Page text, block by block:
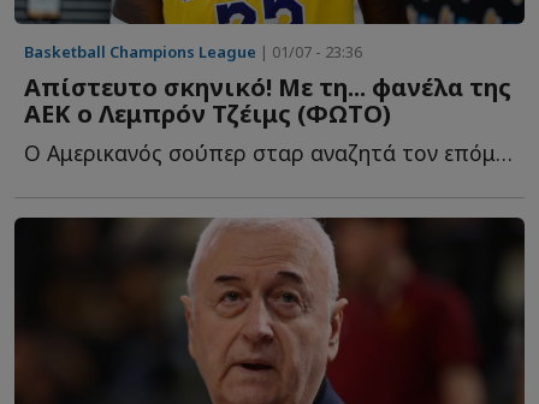
Basketball Champions League | 01/07 - 23:36
Απίστευτο σκηνικό! Με τη... φανέλα της
ΑΕΚ ο Λεμπρόν Τζέιμς (ΦΩΤΟ)
Ο Αμερικανός σούπερ σταρ αναζητά τον επόμενο σταθμό τ...